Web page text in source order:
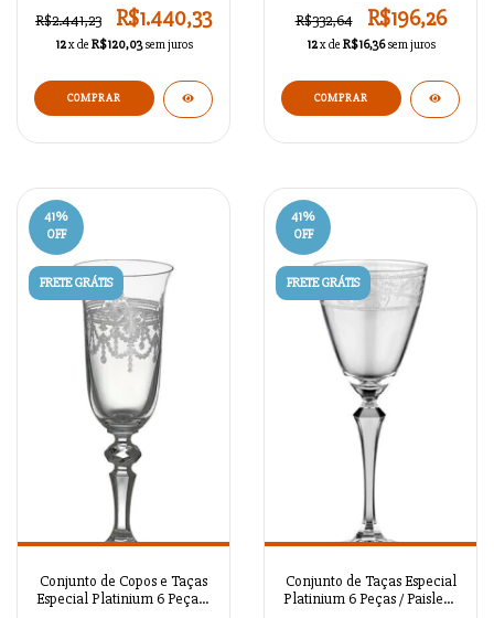
R$2.441,23 R$1.440,33
12x de R$120,03 sem juros
COMPRAR
R$332,64
R$196,26
12x de R$16,36 sem juros
COMPRAR
41%
OFF
FRETE GRÁTIS
Conjunto de Copos e Taças
Especial Platinium 6 Peças /
41%
OFF
FRETE GRÁTIS
Conjunto de Taças Especial
Platinium 6 Peças / Paisley -